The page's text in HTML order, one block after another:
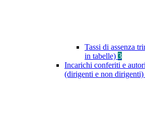
Tassi di assenza
in tabelle) 3
Incarichi conferiti e
(dirigenti e non dirigenti)